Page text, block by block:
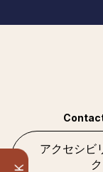
アクセシビ